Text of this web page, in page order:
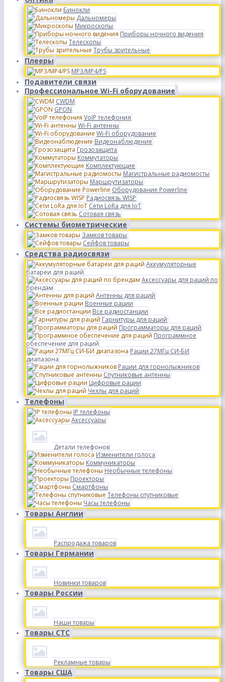
Бинокли
Дальномеры
Микроскопы
Приборы ночного видения
Телескопы
Трубы зрительные
Плееры
MP3/MP4/PS
Подавители связи
Профессиональное Wi-Fi оборудование
CWDM
GPON
VoIP телефония
Wi-Fi антенны
Wi-Fi оборудование
Видеонаблюдение
Грозозащита
Коммутаторы
Комплектующие
Магистральные радиомосты
Маршрутизаторы
Оборудование Powerline
Радиосвязь WISP
Сети LoRa для IoT
Сотовая связь
Системы биометрические
Замков товары
Сейфов товары
Средства радиосвязи
Аккумуляторные
батареи для раций
Аксессуары для раций по
брендам
Антенны для раций
Военные рации
Все радиостанции
Гарнитуры для раций
Программаторы для раций
Программное
обеспечение для раций
Рации 27МГц СИ-БИ
диапазона
Рации для горнолыжников
Спутниковые антенны
Цифровые рации
Чехлы для раций
Телефоны
IP телефоны
Аксессуары
Детали телефонов
Изменители голоса
Коммуникаторы
Необычные телефоны
Проекторы
Смартфоны
Телефоны спутниковые
Часы телефоны
Товары Англии
Распродажа товаров
Товары Германии
Новинки товаров
Товары России
Наши товары
Товары СТС
Рекламные товары
Товары США